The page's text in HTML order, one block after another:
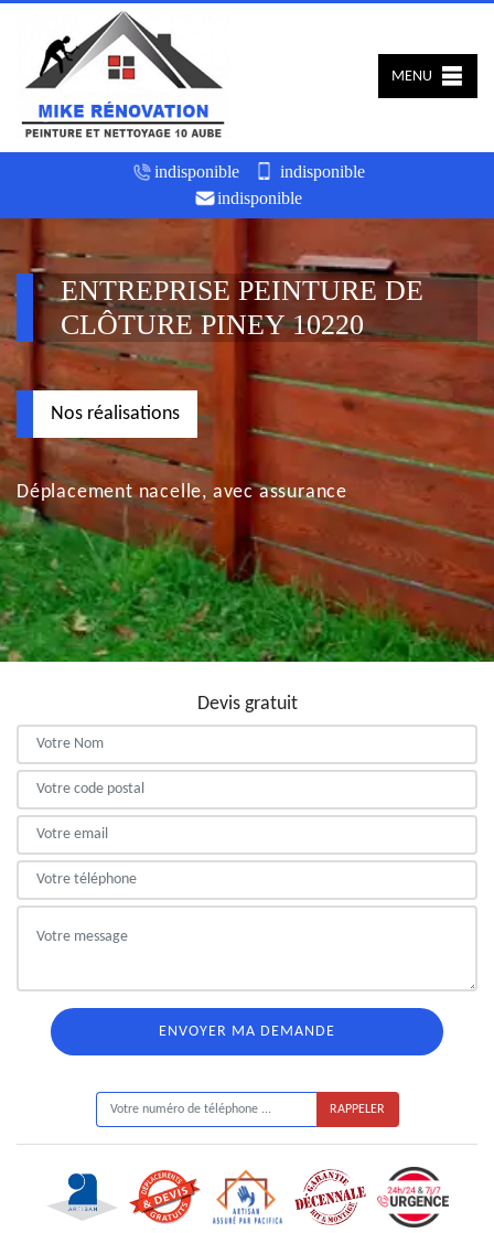
indisponible
indisponible
indisponible
MENU
ENTREPRISE PEINTURE DE
CLÔTURE PINEY 10220
Nos réalisations
Déplacement nacelle, avec assurance
Devis gratuit